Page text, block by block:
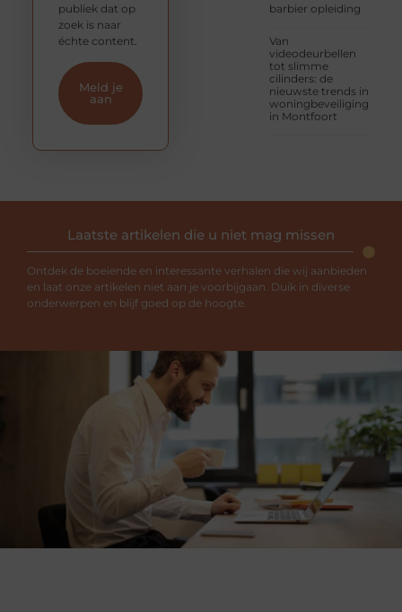
barbier opleiding
Van
videodeurbellen
tot slimme
cilinders: de
nieuwste trends in
woningbeveiliging
in Montfoort
publiek dat op
zoek is naar
échte content.
Meld je
aan
Laatste artikelen die u niet mag missen
Ontdek de boeiende en interessante verhalen die wij aanbieden
en laat onze artikelen niet aan je voorbijgaan. Duik in diverse
onderwerpen en blijf goed op de hoogte.